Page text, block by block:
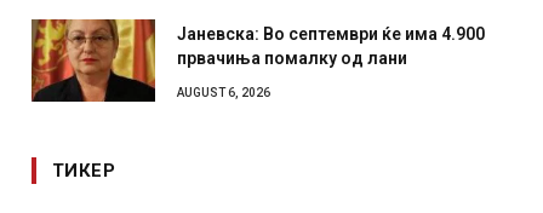
Јаневска: Во септември ќе има 4.900
првачиња помалку од лани
AUGUST 6, 2026
ТИКЕР